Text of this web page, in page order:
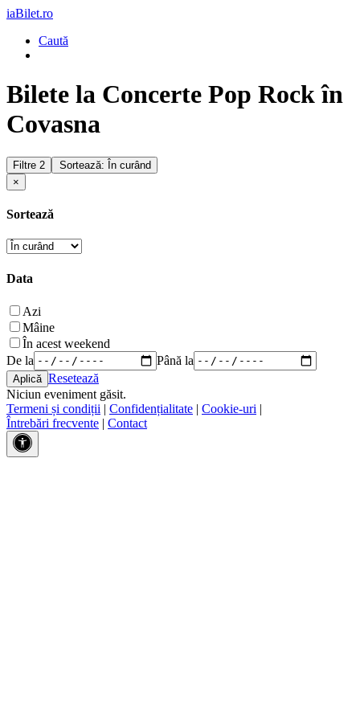
iaBilet.ro
Caută
Bilete la Concerte Pop Rock în
Covasna
Filtre 2
Sortează: În curând
×
Sortează
Data
Azi
Mâine
În acest weekend
De la
Până la
Resetează
Niciun eveniment găsit.
Termeni și condiții | Confidențialitate | Cookie-uri |
Întrebări frecvente | Contact